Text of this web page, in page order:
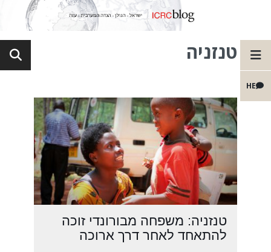
HE
טנזניה
טנזניה: משפחה מבורונדי זוכה
להתאחד לאחר דרך ארוכה